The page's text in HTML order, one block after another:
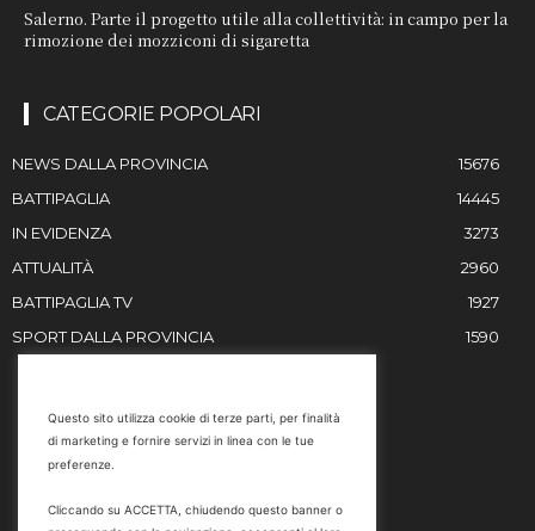
Salerno. Parte il progetto utile alla collettività: in campo per la
rimozione dei mozziconi di sigaretta
CATEGORIE POPOLARI
NEWS DALLA PROVINCIA
15676
BATTIPAGLIA
14445
IN EVIDENZA
3273
ATTUALITÀ
2960
BATTIPAGLIA TV
1927
SPORT DALLA PROVINCIA
1590
Email
marketing@battipaglia1929.it
Questo sito utilizza cookie di terze parti, per finalità
di marketing e fornire servizi in linea con le tue
preferenze.
Cliccando su ACCETTA, chiudendo questo banner o